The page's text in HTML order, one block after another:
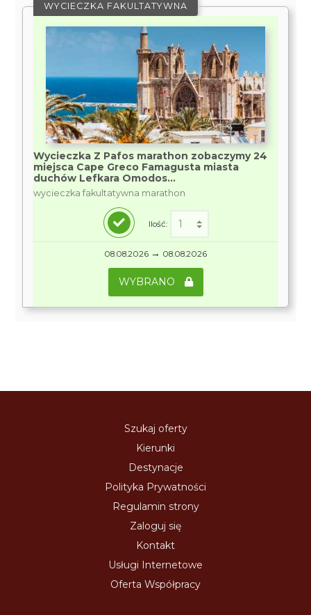
WYCIECZKA FAKULTATYWNA
Wycieczka Z Pafos marathon zobaczymy 24
miejsca Cape Greco Famagusta miasta
duchów Lefkara Omodos...
wycieczka fakultatywna marathon
Ilość:
08.08.2026 → 08.08.2026
WYBRANO
Szukaj oferty
Kierunki
Destynacje
Polityka Prywatności
Regulamin strony
Zaloguj się
Kontakt
Usługi Internetowe
Oferta Współpracy